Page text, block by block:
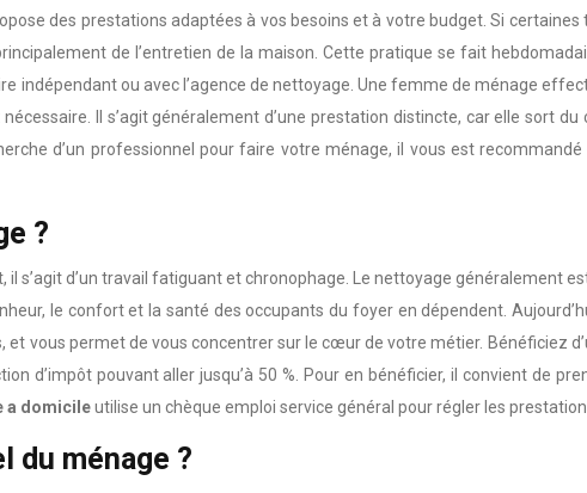
des prestations adaptées à vos besoins et à votre budget. Si
de l’entretien de la maison. Cette pratique se fait
indépendant ou avec l’agence de nettoyage. Une femme de ménage
Il s’agit généralement d’une prestation distincte, car elle sort du
d’un professionnel pour faire votre ménage, il vous est
?
s’agit d’un travail fatiguant et chronophage. Le nettoyage généralement
le confort et la santé des occupants du foyer en dépendent.
vous permet de vous concentrer sur le cœur de votre métier. Bénéficiez
d’impôt pouvant aller jusqu’à 50 %. Pour en bénéficier, il convient de
a domicileutilise un chèque emploi service général pour régler les
du ménage ?